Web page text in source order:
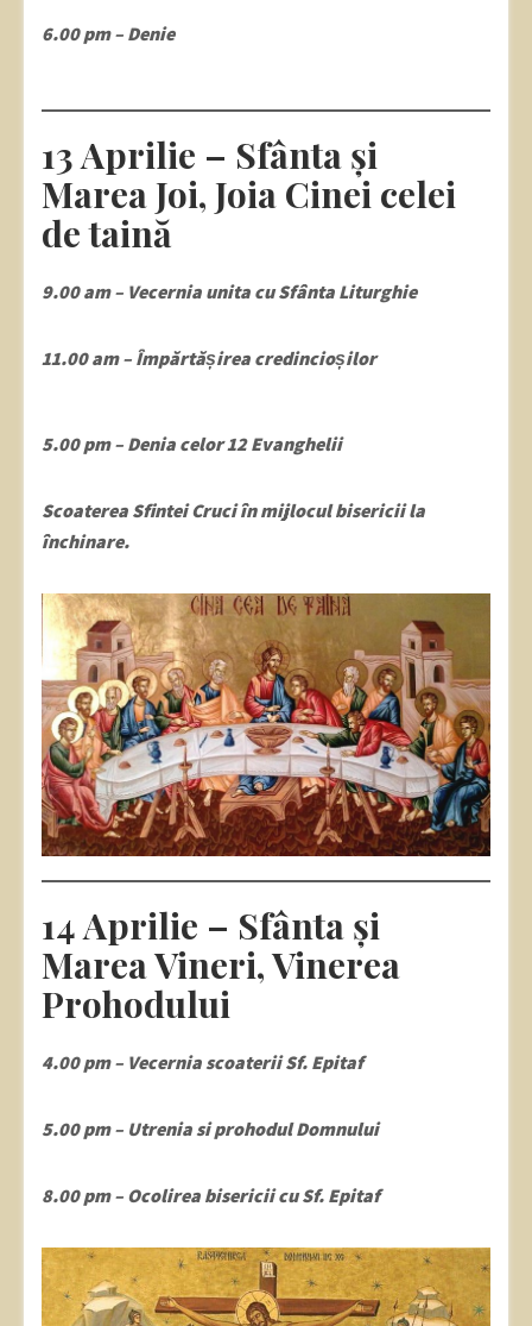
6.00 pm – Denie
13 Aprilie – Sfânta și
Marea Joi, Joia Cinei celei
de taină
9.00 am – Vecernia unita cu Sfânta Liturghie
11.00 am – Împărtășirea credincioșilor
5.00 pm – Denia celor 12 Evanghelii
Scoaterea Sfintei Cruci în mijlocul bisericii la
închinare.
14 Aprilie – Sfânta și
Marea Vineri, Vinerea
Prohodului
4.00 pm – Vecernia scoaterii Sf. Epitaf
5.00 pm – Utrenia si prohodul Domnului
8.00 pm – Ocolirea bisericii cu Sf. Epitaf